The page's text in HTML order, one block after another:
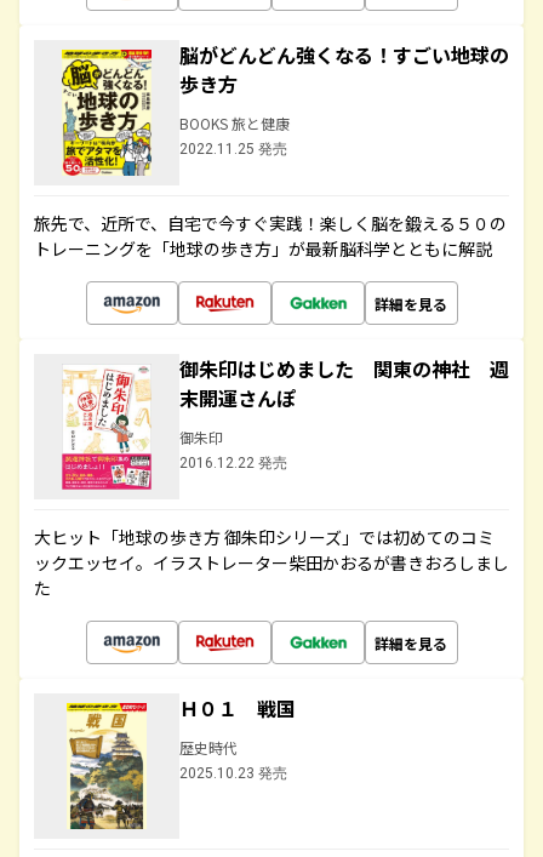
脳がどんどん強くなる！すごい地球の
歩き方
BOOKS 旅と健康
2022.11.25 発売
旅先で、近所で、自宅で今すぐ実践！楽しく脳を鍛える５０の
トレーニングを「地球の歩き方」が最新脳科学とともに解説
詳細を見る
御朱印はじめました 関東の神社 週
末開運さんぽ
御朱印
2016.12.22 発売
大ヒット「地球の歩き方 御朱印シリーズ」では初めてのコミ
ックエッセイ。イラストレーター柴田かおるが書きおろしまし
た
詳細を見る
Ｈ０１ 戦国
歴史時代
2025.10.23 発売